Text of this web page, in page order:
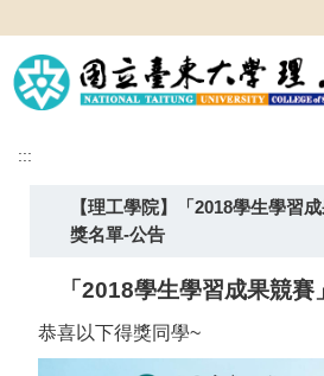
到
主
要
區
:::
【理工學院】「2018學生學習
獎名單-公告
「2018學生學習成果競
恭喜以下得獎同學~